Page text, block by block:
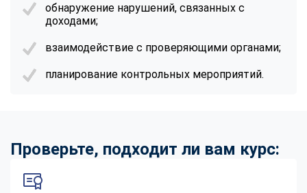
обнаружение нарушений, связанных с
доходами;
взаимодействие с проверяющими органами;
планирование контрольных мероприятий.
Проверьте, подходит ли вам курс: